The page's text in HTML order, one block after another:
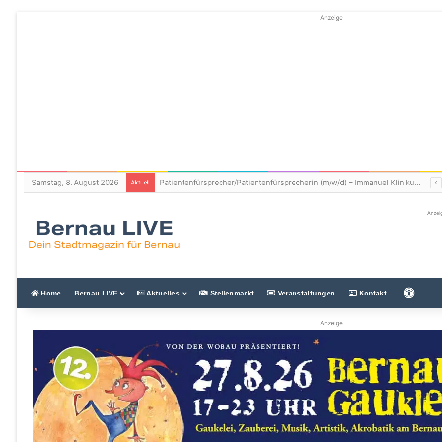
Anzeige
Samstag, 8. August 2026 Aktuell Patientenfürsprecher/Patientenfürsprecherin (m/w/d) – Immanuel Klinikum Bernau
Home Bernau LIVE Aktuelles Stellenmarkt Veranstaltungen Kontakt
Anzeige